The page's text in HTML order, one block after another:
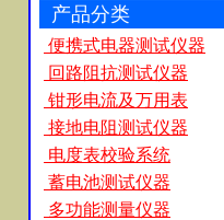
产品分类
便携式电器测试仪器
回路阻抗测试仪器
钳形电流及万用表
接地电阻测试仪器
电度表校验系统
蓄电池测试仪器
多功能测量仪器